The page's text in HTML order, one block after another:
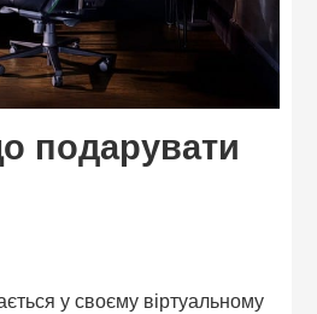
подарувати
у своєму віртуальному